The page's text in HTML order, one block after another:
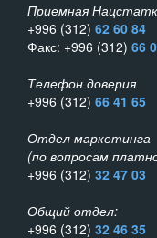
Приемная
+996 (312) 62 60 84
Факс: +996 (312) 66
Телефон доверия
+996 (312) 66 41 65
Отдел маркетинга
(по вопросам
+996 (312) 32 47 03
Общий отдел:
+996 (312) 32 46 35